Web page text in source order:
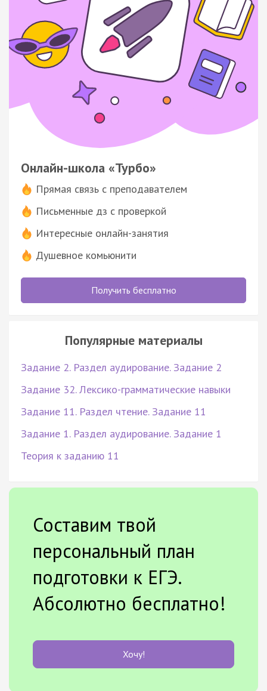
Онлайн-школа «Турбо»
Прямая связь с преподавателем
Письменные дз с проверкой
Интересные онлайн-занятия
Душевное комьюнити
Получить бесплатно
Популярные материалы
Задание 2. Раздел аудирование. Задание 2
Задание 32. Лексико-грамматические навыки
Задание 11. Раздел чтение. Задание 11
Задание 1. Раздел аудирование. Задание 1
Теория к заданию 11
Составим твой
персональный план
подготовки к ЕГЭ.
Абсолютно бесплатно!
Хочу!